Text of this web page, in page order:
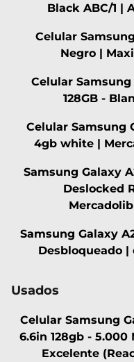
Black ABC/1 |
Celular
Negro |
Celular Samsung
128GB -
Celular Samsung
4gb white |
Samsung Galaxy
Deslocked
Samsung Galaxy
Desbloqueado |
Usados
Celular Samsung
6.6in 128gb - 5.000
Excelente